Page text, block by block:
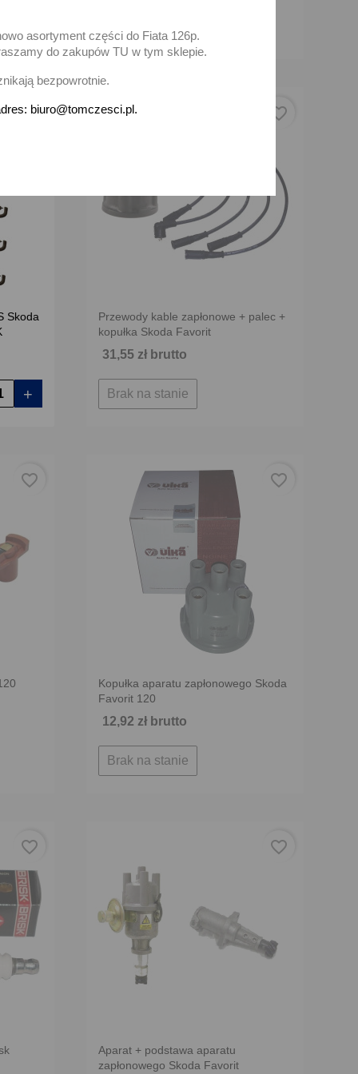
Skoda
+
favorite_border
Przewody kable zapłonowe + palec +
kopułka Skoda Favorit
31,55 zł brutto
Brak na stanie
favorite_border
favorite_border
Kopułka aparatu zapłonowego Skoda
Favorit 120
12,92 zł brutto
Brak na stanie
favorite_border
favorite_border
Aparat + podstawa aparatu
zapłonowego Skoda Favorit
favorite_border
asortyment części do Fiata 126p.
do zakupów TU w tym sklepie.
bezpowrotnie.
biuro@tomczesci.pl.